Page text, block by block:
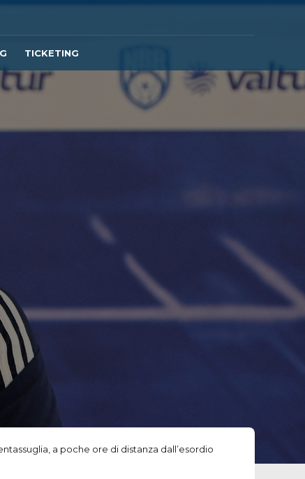
TICKETING
a poche ore di distanza dall’esordio